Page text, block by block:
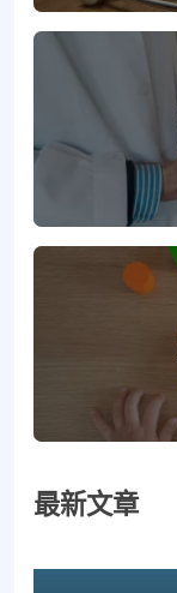
最新文章